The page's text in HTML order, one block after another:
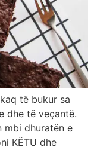
të bukur sa
dhe të veçantë.
mbi dhuratën e
KËTU dhe